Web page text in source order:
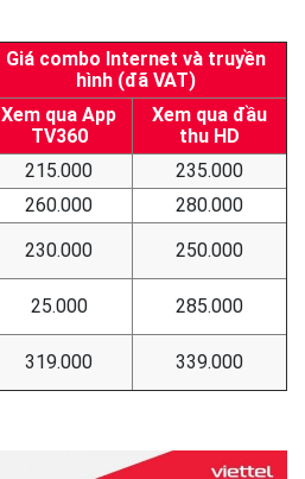
Giá combo Internet và truyền
hình (đã VAT)
Xem qua App
TV360
Xem qua đầu
thu HD
215.000
235.000
260.000
280.000
230.000
250.000
25.000
285.000
319.000 339.000